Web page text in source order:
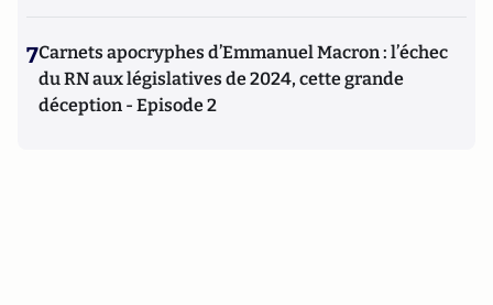
7Carnets apocryphes d’Emmanuel Macron : l’échec
du RN aux législatives de 2024, cette grande
déception - Episode 2